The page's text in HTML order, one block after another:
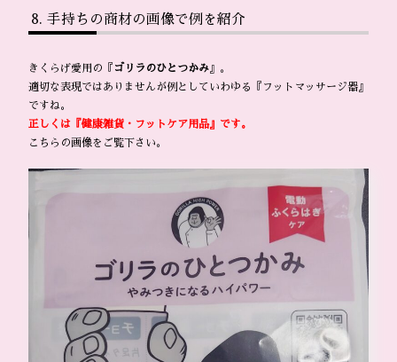
手持ちの商材の画像で例を紹介
きくらげ愛用の『 ゴリラのひとつかみ』。
適切な表現ではありませんが例としていわゆる『フットマッサージ器』
ですね。
正しくは『健康雑貨・フットケア用品』です。
こちらの画像をご覧下さい。